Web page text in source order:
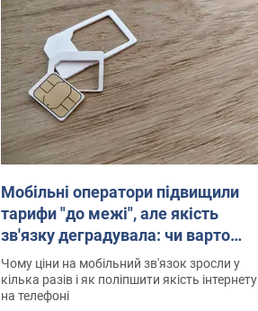
Мобільні оператори підвищили
тарифи "до межі", але якість
зв'язку деградувала: чи варто
скаржитись на ціни
Чому ціни на мобільний зв'язок зросли у
кілька разів і як поліпшити якість інтернету
на телефоні